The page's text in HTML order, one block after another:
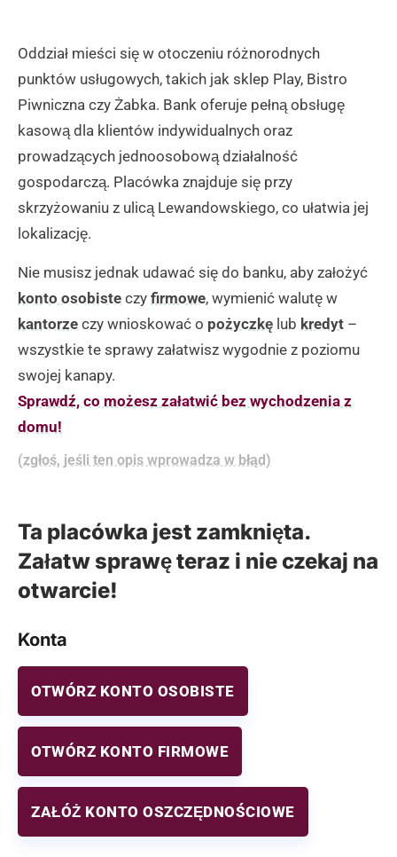
Oddział mieści się w otoczeniu różnorodnych
punktów usługowych, takich jak sklep Play, Bistro
Piwniczna czy Żabka. Bank oferuje pełną obsługę
kasową dla klientów indywidualnych oraz
prowadzących jednoosobową działalność
gospodarczą. Placówka znajduje się przy
skrzyżowaniu z ulicą Lewandowskiego, co ułatwia jej
lokalizację.
Nie musisz jednak udawać się do banku, aby założyć
konto osobiste czy firmowe, wymienić walutę w
kantorze czy wnioskować o pożyczkę lub kredyt –
wszystkie te sprawy załatwisz wygodnie z poziomu
swojej kanapy.
Sprawdź, co możesz załatwić bez wychodzenia z
domu!
(zgłoś, jeśli ten opis wprowadza w błąd)
Ta placówka jest zamknięta.
Załatw sprawę teraz i nie czekaj na
otwarcie!
Konta
OTWÓRZ KONTO OSOBISTE
OTWÓRZ KONTO FIRMOWE
ZAŁÓŻ KONTO OSZCZĘDNOŚCIOWE